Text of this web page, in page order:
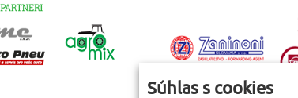
Súhlas s cookies